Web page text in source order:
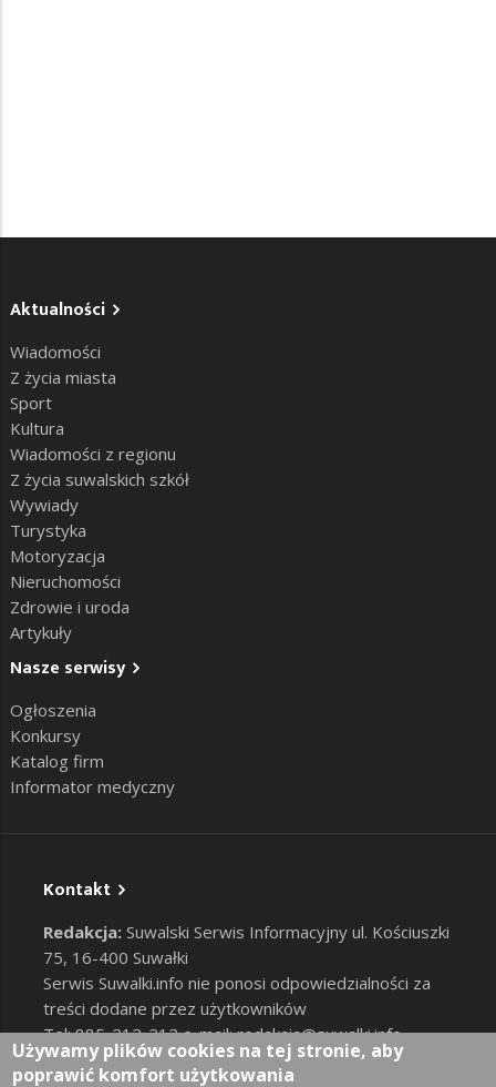
Aktualności
Wiadomości
Z życia miasta
Sport
Kultura
Wiadomości z regionu
Z życia suwalskich szkół
Wywiady
Turystyka
Motoryzacja
Nieruchomości
Zdrowie i uroda
Artykuły
Nasze serwisy
Ogłoszenia
Konkursy
Katalog firm
Informator medyczny
Kontakt
Redakcja: Suwalski Serwis Informacyjny ul. Kościuszki
75, 16-400 Suwałki
Serwis Suwalki.info nie ponosi odpowiedzialności za
treści dodane przez użytkowników
Tel: 885-212-212 e-mail:redakcja@suwalki.info,
reklama@suwalki.info
Używamy plików cookies na tej stronie, aby
poprawić komfort użytkowania